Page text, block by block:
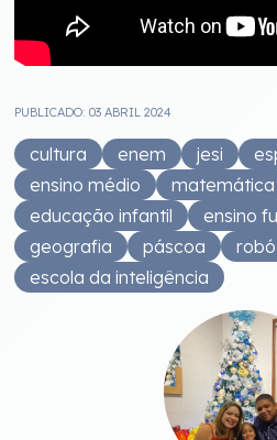
PUBLICADO: 03 ABRIL 2024
cultura enem jesi
ensino médio
matemática
educação infantil
ensino
geografia
páscoa
escola da inteligência